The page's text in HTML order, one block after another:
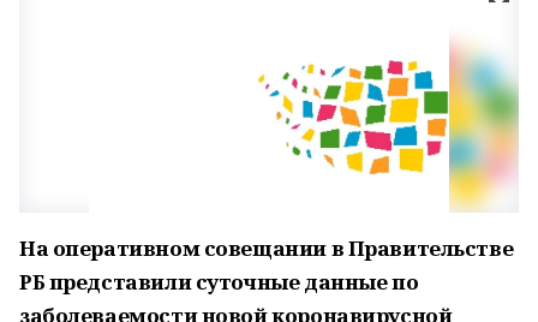
На оперативном совещании в Правительстве
РБ представили суточные данные по
заболеваемости новой коронавирусной